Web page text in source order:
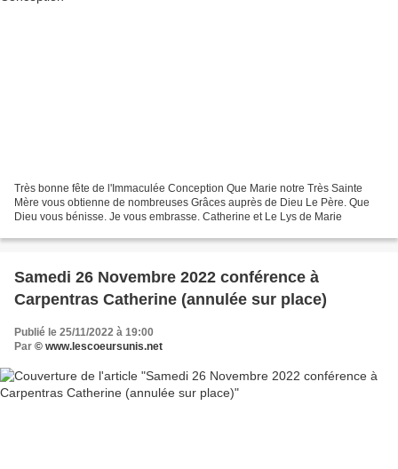
Très bonne fête de l'Immaculée Conception Que Marie notre Très Sainte
Mère vous obtienne de nombreuses Grâces auprès de Dieu Le Père. Que
Dieu vous bénisse. Je vous embrasse. Catherine et Le Lys de Marie
Samedi 26 Novembre 2022 conférence à
Carpentras Catherine (annulée sur place)
Publié le 25/11/2022 à 19:00
Par © www.lescoeursunis.net